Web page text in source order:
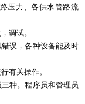
压力、各供水管路流
调试。
误，各种设备能及时
有关操作。
种。程序员和管理员